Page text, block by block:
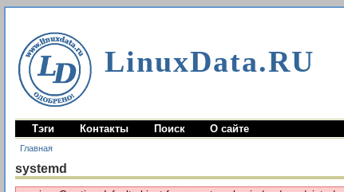
LinuxData.RU
Тэги Контакты Поиск О сайте
Главная
systemd